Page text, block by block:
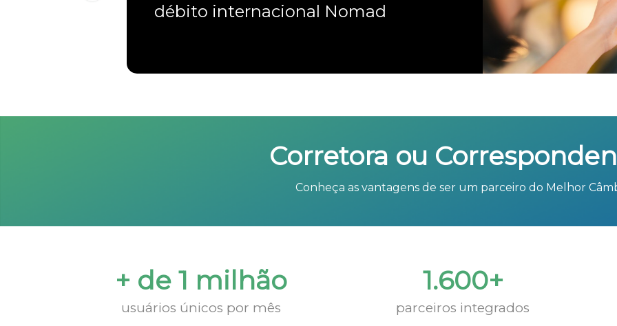
débito internacional Nomad
Corretora ou
Conheça as vantagens de ser um parceiro do Melhor
+ de 1 milhão
usuários únicos por mês
1.600+
parceiros integrados